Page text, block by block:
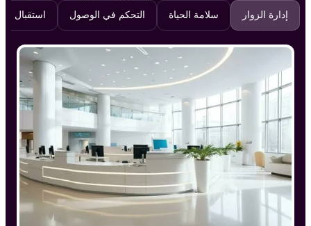
إدارة الزوار سلامة الحياة التحكم في الوصول استقبال